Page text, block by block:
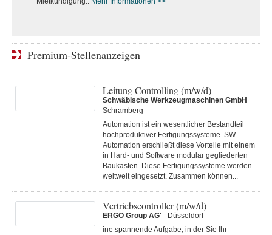
Premium-Stellenanzeigen
Leitung Controlling (m/w/d)
Schwäbische Werkzeugmaschinen GmbH
Schramberg
Automation ist ein wesentlicher Bestandteil
hochproduktiver Fertigungssysteme. SW
Automation erschließt diese Vorteile mit einem
in Hard- und Software modular gegliederten
Baukasten. Diese Fertigungs­systeme werden
weltweit eingesetzt. Zusammen können...
Vertriebscontroller (m/w/d)
ERGO Group AG'
Düsseldorf
ine spannende Aufgabe, in der Sie Ihr